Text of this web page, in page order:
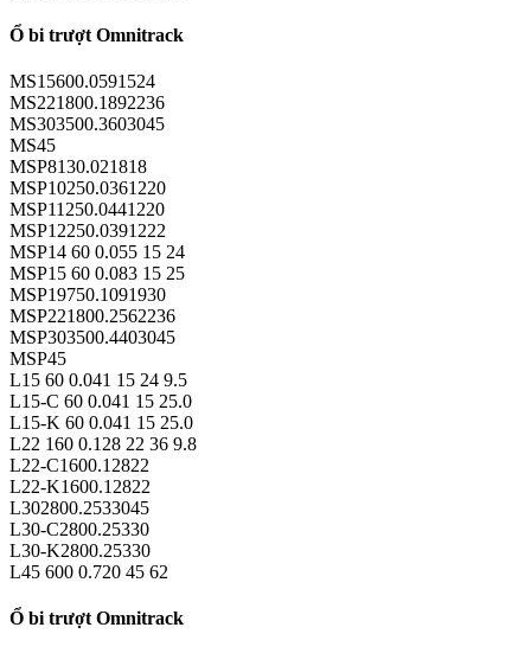
Ổ bi trượt Omnitrack
MS15600.0591524
MS221800.1892236
MS303500.3603045
MS45
MSP8130.021818
MSP10250.0361220
MSP11250.0441220
MSP12250.0391222
MSP14 60 0.055 15 24
MSP15 60 0.083 15 25
MSP19750.1091930
MSP221800.2562236
MSP303500.4403045
MSP45
L15 60 0.041 15 24 9.5
L15-C 60 0.041 15 25.0
L15-K 60 0.041 15 25.0
L22 160 0.128 22 36 9.8
L22-C1600.12822
L22-K1600.12822
L302800.2533045
L30-C2800.25330
L30-K2800.25330
L45 600 0.720 45 62
Ổ bi trượt Omnitrack